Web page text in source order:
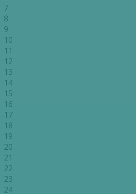
7
8
9
10
11
12
13
14
15
16
17
18
19
20
21
22
23
24